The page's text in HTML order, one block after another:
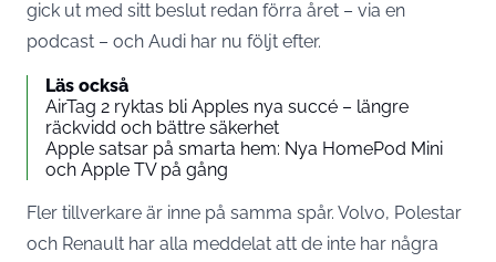
gick ut med sitt beslut redan förra året – via en
podcast – och Audi har nu följt efter.
Läs också
AirTag 2 ryktas bli Apples nya succé – längre
räckvidd och bättre säkerhet
Apple satsar på smarta hem: Nya HomePod Mini
och Apple TV på gång
Fler tillverkare är inne på samma spår. Volvo, Polestar
och Renault har alla meddelat att de inte har några